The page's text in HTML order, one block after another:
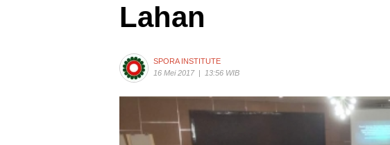
Lahan
SPORA INSTITUTE
16 Mei 2017 | 13:56 WIB